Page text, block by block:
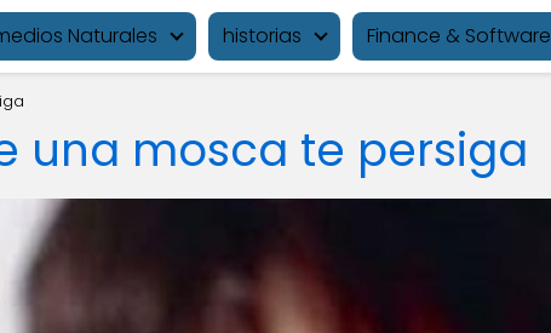
Naturales historias Finance & Software
una mosca te persiga